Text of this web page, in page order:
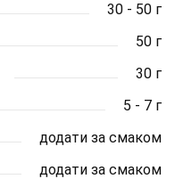
30 - 50 г
50 г
30 г
5 - 7 г
додати за смаком
додати за смаком